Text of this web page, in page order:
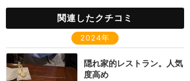
関連したクチコミ
2024年
隠れ家的レストラン。人気
度高め